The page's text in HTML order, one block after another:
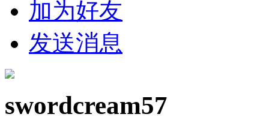
加为好友
发送消息
swordcream57